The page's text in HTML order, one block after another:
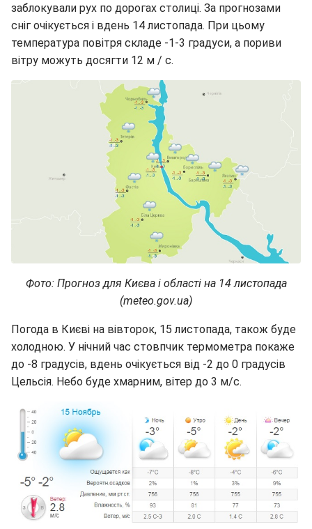
заблокували рух по дорогах столиці. За прогнозами
сніг очікується і вдень 14 листопада. При цьому
температура повітря складе -1-3 градуси, а пориви
вітру можуть досягти 12 м / с.
Фото: Прогноз для Києва і області на 14 листопада
(meteo.gov.ua)
Погода в Києві на вівторок, 15 листопада, також буде
холодною. У нічний час стовпчик термометра покаже
до -8 градусів, вдень очікується від -2 до 0 градусів
Цельсія. Небо буде хмарним, вітер до 3 м/с.